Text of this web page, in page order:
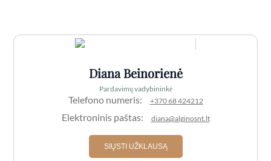
Diana Beinorienė
Pardavimų vadybininkė
Telefono numeris: +370 68 424212
Elektroninis paštas: diana@alginosnt.lt
SIŲSTI UŽKLAUSĄ